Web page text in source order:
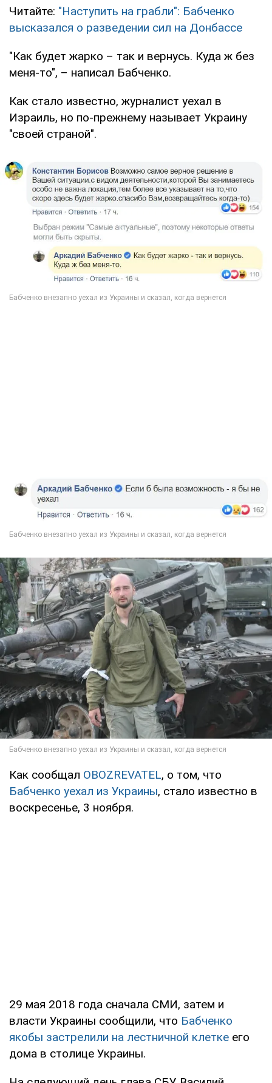
Читайте: "Наступить на грабли": Бабченко
высказался о разведении сил на Донбассе
"Как будет жарко – так и вернусь. Куда ж без
меня-то", – написал Бабченко.
Как стало известно, журналист уехал в
Израиль, но по-прежнему называет Украину
"своей страной".
Как сообщал OBOZREVATEL, о том, что
Бабченко уехал из Украины, стало известно в
воскресенье, 3 ноября.
29 мая 2018 года сначала СМИ, затем и
власти Украины сообщили, что Бабченко
якобы застрелили на лестничной клетке его
дома в столице Украины.